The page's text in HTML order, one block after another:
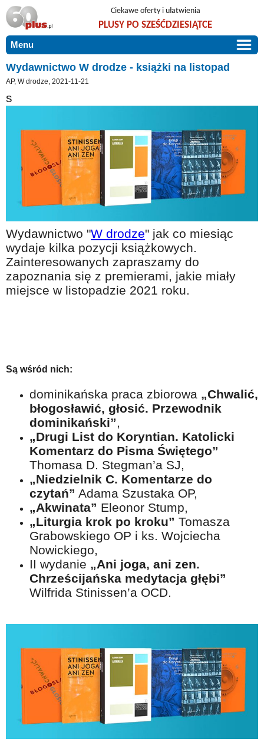
Ciekawe oferty i ułatwienia
PLUSY PO SZEŚĆDZIESIĄTCE
Menu
START
PROMOCJE
ARTYKUŁY
Szczególnie polecamy
Użyteczne porady
Szlachetne zdrowie
Mieszkaj wygodnie i bez barier
Warto wiedzieć!
Podróże i wypoczynek
Taniej, okazyjnie, specjalnie dla 60plus
Na wesoło
Hobby i pasje
Warto naśladować
Coś dla ducha
Smacznie i zdrowo
O finansach i społeczeństwie - edukacja nie tylko dla 60plus
Ciekawe książki
Stop samotności
Z internetem za pan brat
Bezpiecznie i w zgodzie z prawem
DLA BLISKICH
ZGŁOŚ OFERTĘ
O NAS
KONTAKT
Wydawnictwo W drodze - książki na listopad
AP, W drodze, 2021-11-21
s
Wydawnictwo "W drodze" jak co miesiąc
wydaje kilka pozycji książkowych.
Zainteresowanych zapraszamy do
zapoznania się z premierami, jakie miały
miejsce w listopadzie 2021 roku.
Są wśród nich:
dominikańska praca zbiorowa „Chwalić,
błogosławić, głosić. Przewodnik
dominikański”,
„Drugi List do Koryntian. Katolicki
Komentarz do Pisma Świętego”
Thomasa D. Stegman’a SJ,
„Niedzielnik C. Komentarze do
czytań” Adama Szustaka OP,
„Akwinata” Eleonor Stump,
„Liturgia krok po kroku” Tomasza
Grabowskiego OP i ks. Wojciecha
Nowickiego,
II wydanie „Ani joga, ani zen.
Chrześcijańska medytacja głębi”
Wilfrida Stinissen’a OCD.